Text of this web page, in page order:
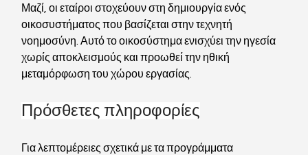
Μαζί, οι εταίροι στοχεύουν στη δημιουργία ενός
οικοσυστήματος που βασίζεται στην τεχνητή
νοημοσύνη. Αυτό το οικοσύστημα ενισχύει την ηγεσία
χωρίς αποκλεισμούς και προωθεί την ηθική
μεταμόρφωση του χώρου εργασίας.
Πρόσθετες πληροφορίες
Για λεπτομέρειες σχετικά με τα προγράμματα